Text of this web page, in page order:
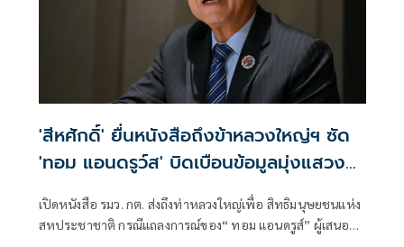
'สีหศักดิ์' ยื่นหนังสือถึงข้าหลวงใหญ่ฯ ซัด
'ทอม แอนดรูว์ส' บิดเบือนข้อมูลมุ่งแสวงหา
เปิดหนังสือ รมว. กต. ส่งถึงท่าหลวงใหญ่เพื่อ สิทธิมนุษยชนแห่ง
สหประชาชาติ กรณีแถลงการณ์ของ“ ทอม แอนดรูส์” ผู้เสนอ